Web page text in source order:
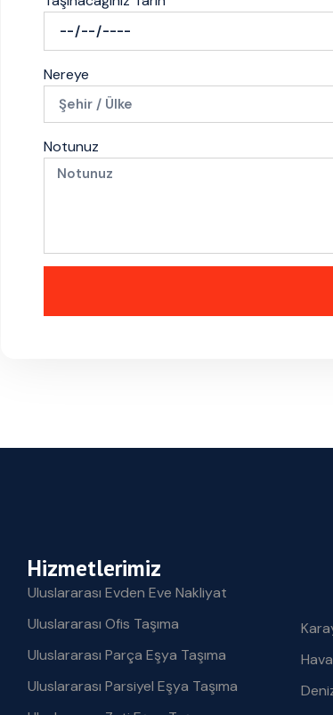
Nereye
Notunuz
Hizmetlerimiz
Uluslararası Evden Eve Nakliyat
Uluslararası Ofis Taşıma
Uluslararası Parça Eşya Taşıma
Uluslararası Parsiyel Eşya Taşıma